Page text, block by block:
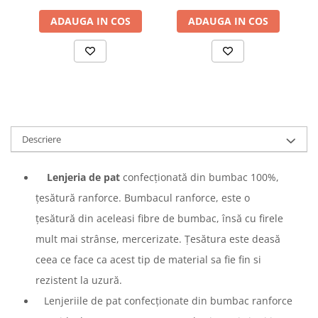
ADAUGA IN COS ADAUGA IN COS
Descriere
Lenjeria de pat confecționată din bumbac 100%,
țesătură ranforce. Bumbacul ranforce, este o
țesătură din aceleasi fibre de bumbac, însă cu firele
mult mai strânse, mercerizate. Țesătura este deasă
ceea ce face ca acest tip de material sa fie fin si
rezistent la uzură.
Lenjeriile de pat confecționate din bumbac ranforce